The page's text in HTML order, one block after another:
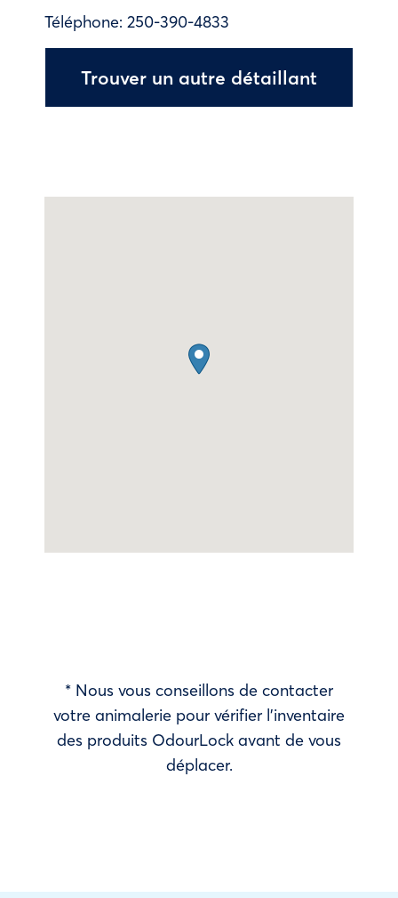
Téléphone: 250-390-4833
Trouver un autre détaillant
* Nous vous conseillons de contacter
votre animalerie pour vérifier l’inventaire
des produits OdourLock avant de vous
déplacer.